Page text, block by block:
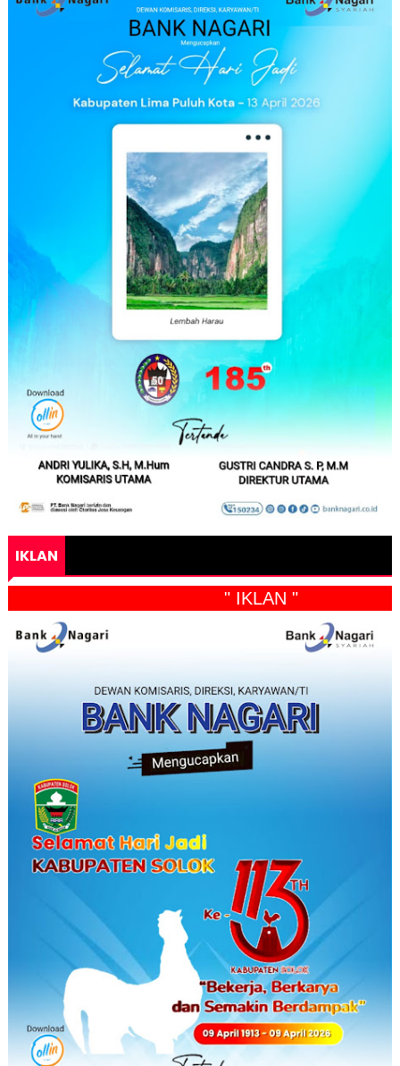
IKLAN
" IKLAN "